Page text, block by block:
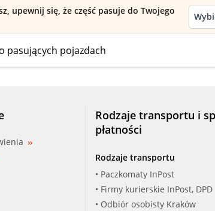
upewnij się, że część pasuje do Twojego
pasujących pojazdach
Rodzaje transportu i
płatności
Rodzaje transportu
• Paczkomaty InPost
• Firmy kurierskie InPost, DPD
• Odbiór osobisty Kraków